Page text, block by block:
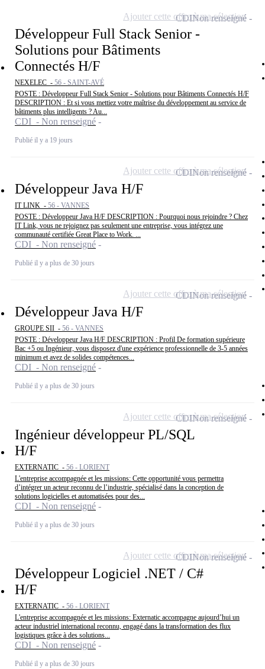
Développeur Full Stack Senior -
Solutions pour Bâtiments
Connectés H/F
NEXELEC - 56 - SAINT-AVÉ
POSTE : Développeur Full Stack Senior - Solutions pour Bâtiments Connectés H/F
DESCRIPTION : Et si vous mettiez votre maîtrise du développement au service de
bâtiments plus intelligents ? Au...
CDI - Non renseigné
Publié il y a 19 jours
CDINon renseigné
Ajouter cette offre à ma sélection
Développeur Java H/F
IT LINK - 56 - VANNES
POSTE : Développeur Java H/F DESCRIPTION : Pourquoi nous rejoindre ? Chez
IT Link, vous ne rejoignez pas seulement une entreprise, vous intégrez une
communauté certifiée Great Place to Work. ...
CDI - Non renseigné
Publié il y a plus de 30 jours
CDINon renseigné
Ajouter cette offre à ma sélection
Développeur Java H/F
GROUPE SII - 56 - VANNES
POSTE : Développeur Java H/F DESCRIPTION : Profil De formation supérieure
Bac +5 ou Ingénieur, vous disposez d'une expérience professionnelle de 3-5 années
minimum et avez de solides compétences...
CDI - Non renseigné
Publié il y a plus de 30 jours
CDINon renseigné
Ajouter cette offre à ma sélection
Ingénieur développeur PL/SQL
H/F
EXTERNATIC - 56 - LORIENT
L'entreprise accompagnée et les missions: Cette opportunité vous permettra
d’intégrer un acteur reconnu de l’industrie, spécialisé dans la conception de
solutions logicielles et automatisées pour des...
CDI - Non renseigné
Publié il y a plus de 30 jours
CDINon renseigné
Ajouter cette offre à ma sélection
Développeur Logiciel .NET / C#
H/F
EXTERNATIC - 56 - LORIENT
L'entreprise accompagnée et les missions: Externatic accompagne aujourd’hui un
acteur industriel international reconnu, engagé dans la transformation des flux
logistiques grâce à des solutions...
CDI - Non renseigné
Publié il y a plus de 30 jours
CDINon renseigné
Ajouter cette offre à ma sélection